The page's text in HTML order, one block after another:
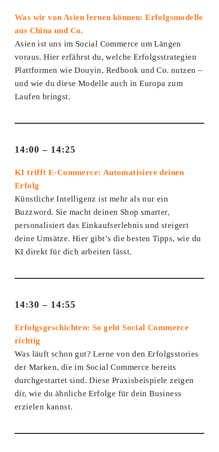
Was wir von Asien lernen können: Erfolgsmodelle
aus China und Co.
Asien ist uns im Social Commerce um Längen
voraus. Hier erfährst du, welche Erfolgsstrategien
Plattformen wie Douyin, Redbook und Co. nutzen –
und wie du diese Modelle auch in Europa zum
Laufen bringst.
14:00 – 14:25
KI trifft E-Commerce: Automatisiere deinen
Erfolg
Künstliche Intelligenz ist mehr als nur ein
Buzzword. Sie macht deinen Shop smarter,
personalisiert das Einkaufserlebnis und steigert
deine Umsätze. Hier gibt’s die besten Tipps, wie du
KI direkt für dich arbeiten lässt.
14:30 – 14:55
Erfolgsgeschichten: So geht Social Commerce
richtig
Was läuft schon gut? Lerne von den Erfolgsstories
der Marken, die im Social Commerce bereits
durchgestartet sind. Diese Praxisbeispiele zeigen
dir, wie du ähnliche Erfolge für dein Business
erzielen kannst.